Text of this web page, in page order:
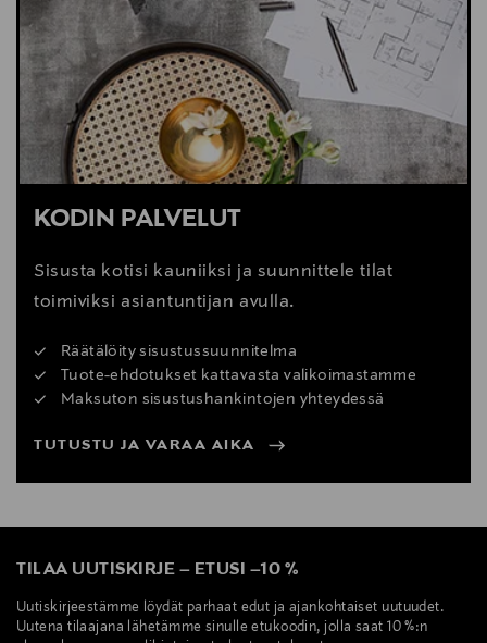
Digitaalinen osoite
info@adea.fi
KODIN PALVELUT
Sisusta kotisi kauniiksi ja suunnittele tilat
toimiviksi asiantuntijan avulla.
Räätälöity sisustussuunnitelma
Tuote-ehdotukset kattavasta valikoimastamme
Maksuton sisustushankintojen yhteydessä
TUTUSTU JA VARAA AIKA
TILAA UUTISKIRJE – ETUSI –10 %
Uutiskirjeestämme löydät parhaat edut ja ajankohtaiset uutuudet.
Uutena tilaajana lähetämme sinulle etukoodin, jolla saat 10 %:n